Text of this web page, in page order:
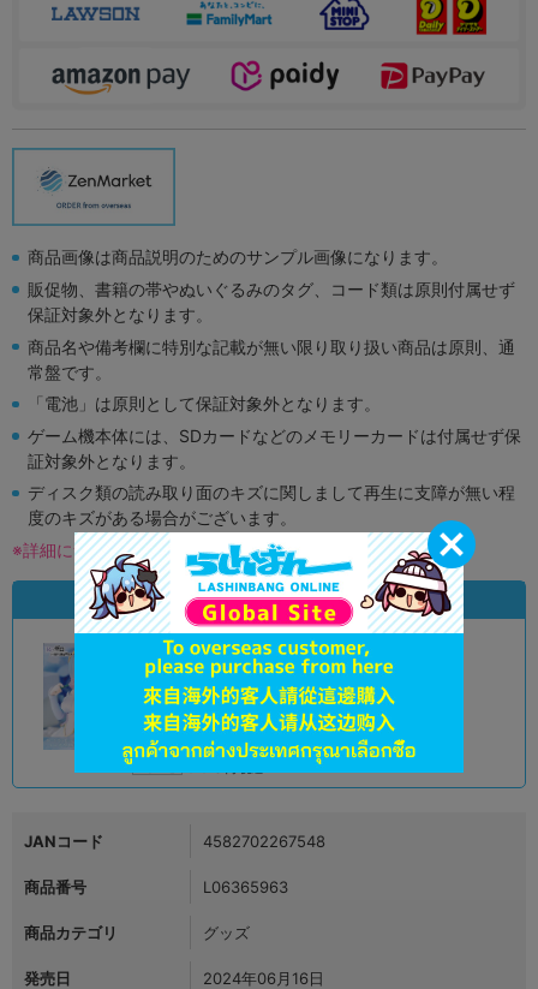
商品画像は商品説明のためのサンプル画像になります。
販促物、書籍の帯やぬいぐるみのタグ、コード類は原則付属せず
保証対象外となります。
商品名や備考欄に特別な記載が無い限り取り扱い商品は原則、通
常盤です。
「電池」は原則として保証対象外となります。
ゲーム機本体には、SDカードなどのメモリーカードは付属せず保
証対象外となります。
ディスク類の読み取り面のキズに関しまして再生に支障が無い程
度のキズがある場合がございます。
※詳細につきましてはコチラ
状態違いの同一商品
状態 : A
990
JANコード 4582702267548
商品番号 L06365963
商品カテゴリ グッズ
発売日 2024年06月16日